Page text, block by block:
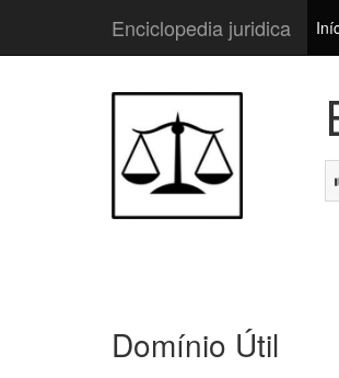
Enciclopedia juridica
Domínio Útil